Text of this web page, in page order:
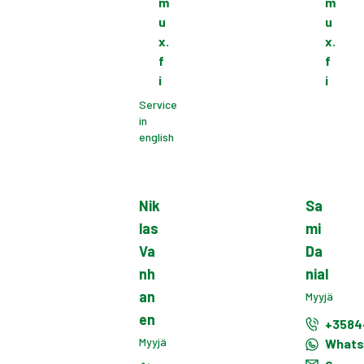
u
x.
f
i
Service
in
english
u
x.
f
i
Nik
las
Va
nh
an
en
Myyjä
Sa
mi
Da
nial
Myyjä